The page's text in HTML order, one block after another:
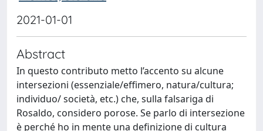
2021-01-01
Abstract
In questo contributo metto l’accento su alcune
intersezioni (essenziale/effimero, natura/cultura;
individuo/ società, etc.) che, sulla falsariga di
Rosaldo, considero porose. Se parlo di intersezione
è perché ho in mente una definizione di cultura